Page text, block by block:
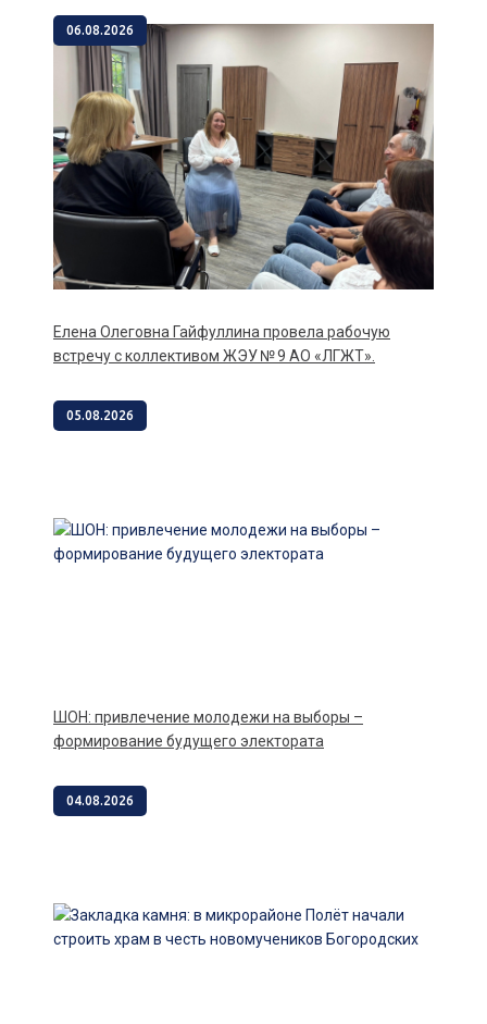
06.08.2026
Елена Олеговна Гайфуллина провела рабочую
встречу с коллективом ЖЭУ № 9 АО «ЛГЖТ».
05.08.2026
ШОН: привлечение молодежи на выборы –
формирование будущего электората
04.08.2026